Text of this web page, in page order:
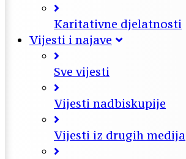
Karitativne djelatnosti
Vijesti i najave
Sve vijesti
Vijesti nadbiskupije
Vijesti iz drugih medija